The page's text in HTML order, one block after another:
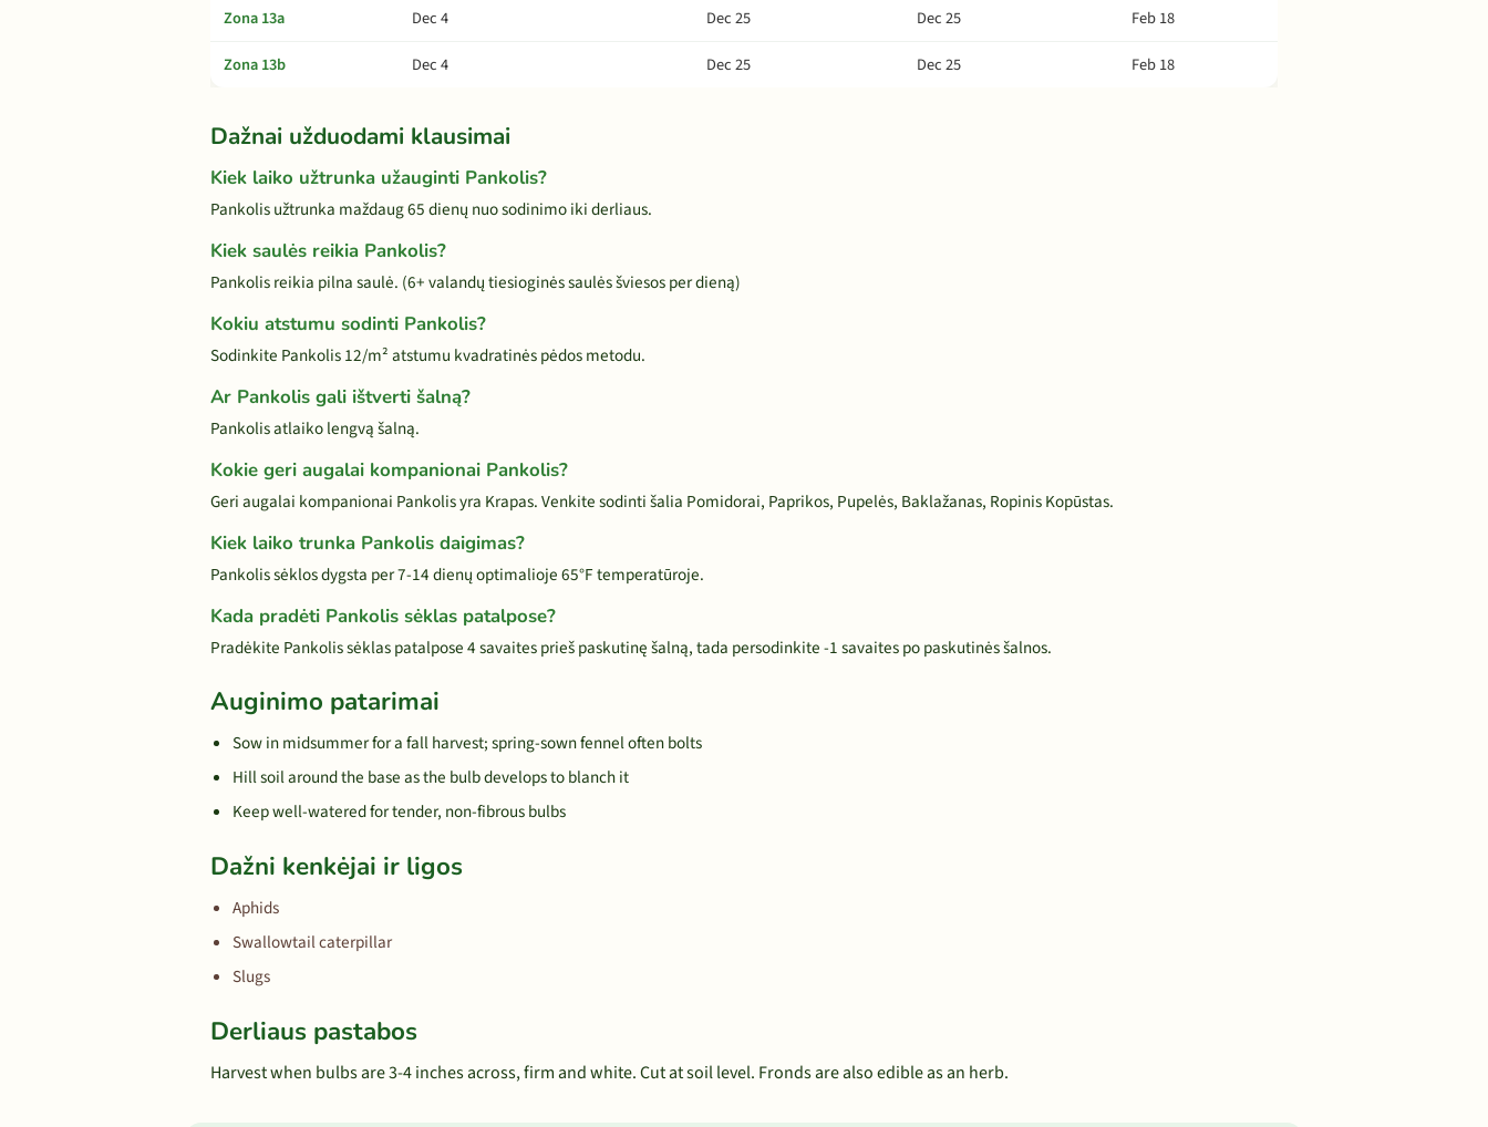
Zona 13a
Dec 4 Dec 25 Dec 25
Feb 18
Zona 13b
Dec 4 Dec 25 Dec 25 Feb 18
Dažnai užduodami klausimai
Kiek laiko užtrunka užauginti Pankolis?
Pankolis užtrunka maždaug 65 dienų nuo sodinimo iki derliaus.
Kiek saulės reikia Pankolis?
Pankolis reikia pilna saulė. (6+ valandų tiesioginės saulės šviesos per dieną)
Kokiu atstumu sodinti Pankolis?
Sodinkite Pankolis 12/m² atstumu kvadratinės pėdos metodu.
Ar Pankolis gali ištverti šalną?
Pankolis atlaiko lengvą šalną.
Kokie geri augalai kompanionai Pankolis?
Geri augalai kompanionai Pankolis yra Krapas. Venkite sodinti šalia Pomidorai, Paprikos, Pupelės, Baklažanas, Ropinis Kopūstas.
Kiek laiko trunka Pankolis daigimas?
Pankolis sėklos dygsta per 7-14 dienų optimalioje 65°F temperatūroje.
Kada pradėti Pankolis sėklas patalpose?
Pradėkite Pankolis sėklas patalpose 4 savaites prieš paskutinę šalną, tada persodinkite -1 savaites po paskutinės šalnos.
Auginimo patarimai
Sow in midsummer for a fall harvest; spring-sown fennel often bolts
Hill soil around the base as the bulb develops to blanch it
Keep well-watered for tender, non-fibrous bulbs
Dažni kenkėjai ir ligos
Aphids
Swallowtail caterpillar
Slugs
Derliaus pastabos
Harvest when bulbs are 3-4 inches across, firm and white. Cut at soil level. Fronds are also edible as an herb.